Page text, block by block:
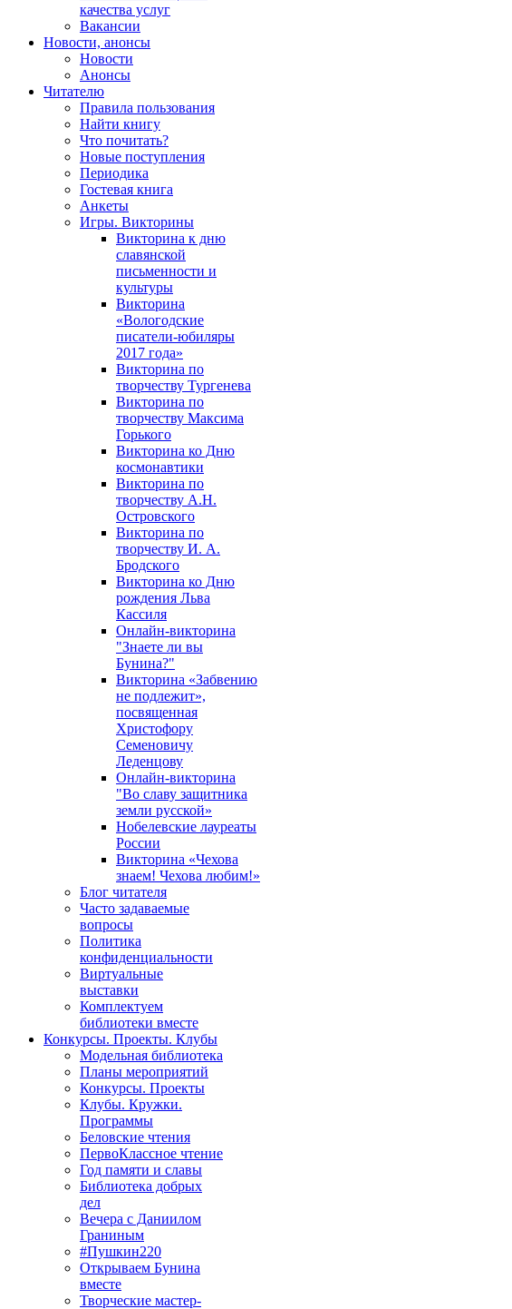
качества услуг
Вакансии
Новости, анонсы
Новости
Анонсы
Читателю
Правила пользования
Найти книгу
Что почитать?
Новые поступления
Периодика
Гостевая книга
Анкеты
Игры. Викторины
Викторина к дню
славянской
письменности и
культуры
Викторина
«Вологодские
писатели-юбиляры
2017 года»
Викторина по
творчеству Тургенева
Викторина по
творчеству Максима
Горького
Викторина ко Дню
космонавтики
Викторина по
творчеству А.Н.
Островского
Викторина по
творчеству И. А.
Бродского
Викторина ко Дню
рождения Льва
Кассиля
Онлайн-викторина
"Знаете ли вы
Бунина?"
Викторина «Забвению
не подлежит»,
посвященная
Христофору
Семеновичу
Леденцову
Онлайн-викторина
"Во славу защитника
земли русской»
Нобелевские лауреаты
России
Викторина «Чехова
знаем! Чехова любим!»
Блог читателя
Часто задаваемые
вопросы
Политика
конфиденциальности
Виртуальные
выставки
Комплектуем
библиотеки вместе
Конкурсы. Проекты. Клубы
Модельная библиотека
Планы мероприятий
Конкурсы. Проекты
Клубы. Кружки.
Программы
Беловские чтения
ПервоКлассное чтение
Год памяти и славы
Библиотека добрых
дел
Вечера с Даниилом
Граниным
#Пушкин220
Открываем Бунина
вместе
Творческие мастер-